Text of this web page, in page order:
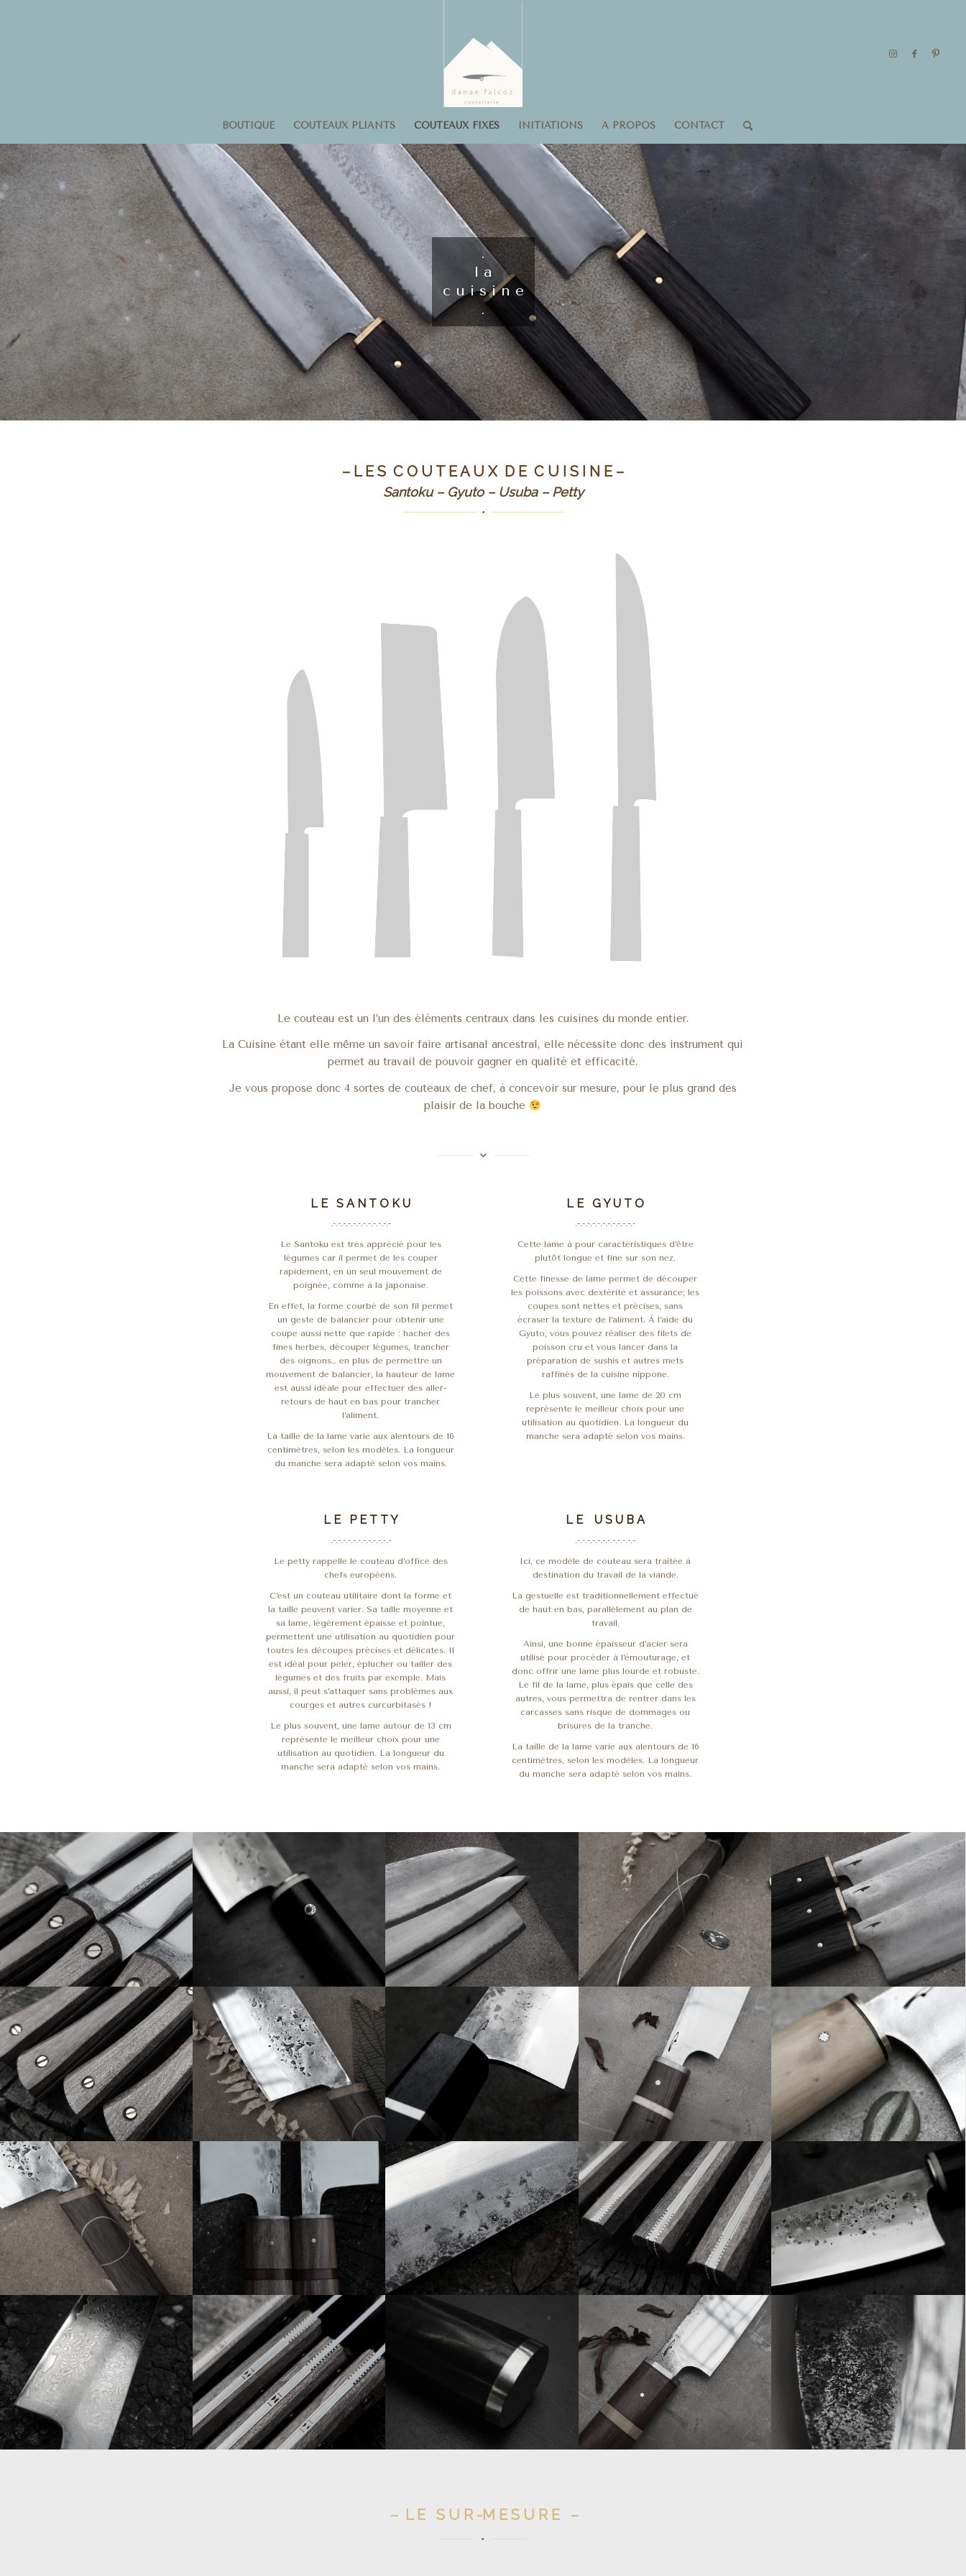
BOUTIQUE COUTEAUX PLIANTS COUTEAUX FIXES INITIATIONS A PROPOS CONTACT
.
l a
c u i s i n e
.
– L E S C O U T E A U X D E C U I S I N E –
Santoku – Gyuto – Usuba – Petty
Le couteau est un l’un des éléments centraux dans les cuisines du monde entier.
La Cuisine étant elle même un savoir faire artisanal ancestral, elle nécessite donc des instrument qui
permet au travail de pouvoir gagner en qualité et efficacité.
Je vous propose donc 4 sortes de couteaux de chef, à concevoir sur mesure, pour le plus grand des
plaisir de la bouche
L E S A N T O K U
.-.-.-.-.-.-.-.-.-.-.-.-
Le Santoku est très apprécié pour les
légumes car il permet de les couper
rapidement, en un seul mouvement de
poignée, comme à la japonaise.
En effet, la forme courbé de son fil permet
un geste de balancier pour obtenir une
coupe aussi nette que rapide : hacher des
fines herbes, découper légumes, trancher
des oignons… en plus de permettre un
mouvement de balancier, la hauteur de lame
est aussi idéale pour effectuer des aller-
retours de haut en bas pour trancher
l’aliment.
La taille de la lame varie aux alentours de 16
centimètres, selon les modèles. La longueur
du manche sera adapté selon vos mains.
L E G Y U T O
.-.-.-.-.-.-.-.-.-.-.-.-
Cette lame à pour caractéristiques d’être
plutôt longue et fine sur son nez.
Cette finesse de lame permet de découper
les poissons avec dextérité et assurance; les
coupes sont nettes et précises, sans
écraser la texture de l’aliment. À l’aide du
Gyuto, vous pouvez réaliser des filets de
poisson cru et vous lancer dans la
préparation de sushis et autres mets
raffinés de la cuisine nippone.
Le plus souvent, une lame de 20 cm
représente le meilleur choix pour une
utilisation au quotidien. La longueur du
manche sera adapté selon vos mains.
L E P E T T Y
.-.-.-.-.-.-.-.-.-.-.-.-
Le petty rappelle le couteau d’office des
chefs européens.
C’est un couteau utilitaire dont la forme et
la taille peuvent varier. Sa taille moyenne et
sa lame, légèrement épaisse et pointue,
permettent une utilisation au quotidien pour
toutes les découpes précises et délicates. Il
est idéal pour peler, éplucher ou tailler des
légumes et des fruits par exemple. Mais
aussi, il peut s’attaquer sans problèmes aux
courges et autres curcurbitasés !
Le plus souvent, une lame autour de 13 cm
représente le meilleur choix pour une
utilisation au quotidien. La longueur du
manche sera adapté selon vos mains.
L E U S U B A
.-.-.-.-.-.-.-.-.-.-.-.-
Ici, ce modèle de couteau sera traitée à
destination du travail de la viande.
La gestuelle est traditionnellement effectué
de haut en bas, parallèlement au plan de
travail.
Ainsi, une bonne épaisseur d’acier sera
utilisé pour procéder à l’émouturage, et
donc offrir une lame plus lourde et robuste.
Le fil de la lame, plus épais que celle des
autres, vous permettra de rentrer dans les
carcasses sans risque de dommages ou
brisures de la tranche.
La taille de la lame varie aux alentours de 16
centimètres, selon les modèles. La longueur
du manche sera adapté selon vos mains.
– L E S U R -M E S U R E –